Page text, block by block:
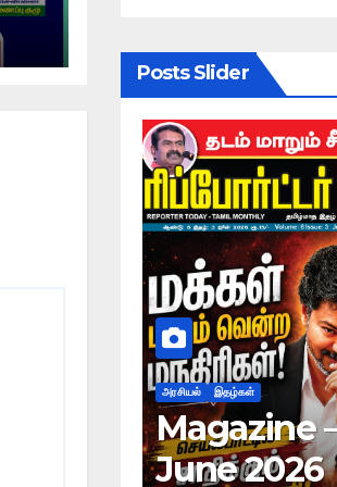
!
Posts Slider
–
அரசியல் இதழ்கள்
May